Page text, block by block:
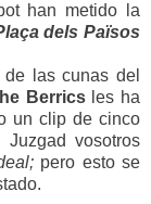
han metido la
dels Països
las cunas del
Berricsles ha
un clip de cinco
vosotros
pero esto se